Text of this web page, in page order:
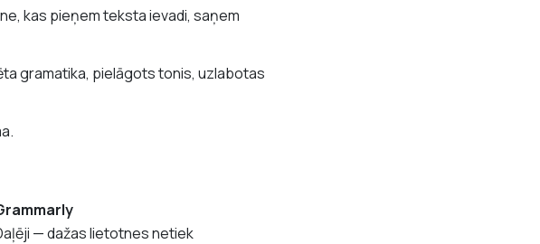
kas pieņem teksta ievadi, saņem
gramatika, pielāgots tonis, uzlabotas
— dažas lietotnes netiek